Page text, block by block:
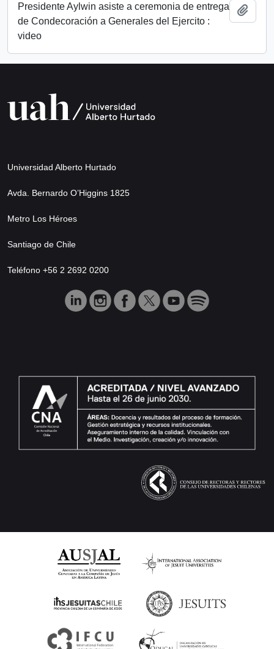
Presidente Aylwin asiste a ceremonia de entrega
de Condecoración a Generales del Ejercito :
video
Universidad Alberto Hurtado
Avda. Bernardo O’Higgins 1825
Metro Los Héroes
Santiago de Chile
Teléfono +56 2 2692 0200